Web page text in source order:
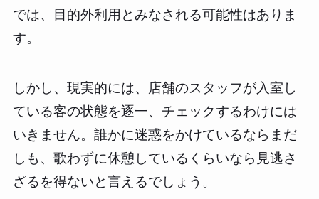
では、目的外利用とみなされる可能性はありま
す。
しかし、現実的には、店舗のスタッフが入室し
ている客の状態を逐一、チェックするわけには
いきません。誰かに迷惑をかけているならまだ
しも、歌わずに休憩しているくらいなら見逃さ
ざるを得ないと言えるでしょう。